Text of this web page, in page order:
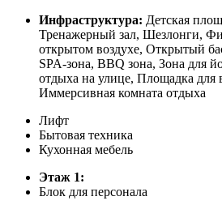
Инфраструктура: Детская
Тренажерный зал, Шезлонги,
открытом воздухе, Открытый
SPA-зона, BBQ зона, Зона для
отдыха на улице, Площадка для
Иммерсивная комната отдыха
Лифт
Бытовая техника
Кухонная мебель
Этаж 1:
Блок для персонала